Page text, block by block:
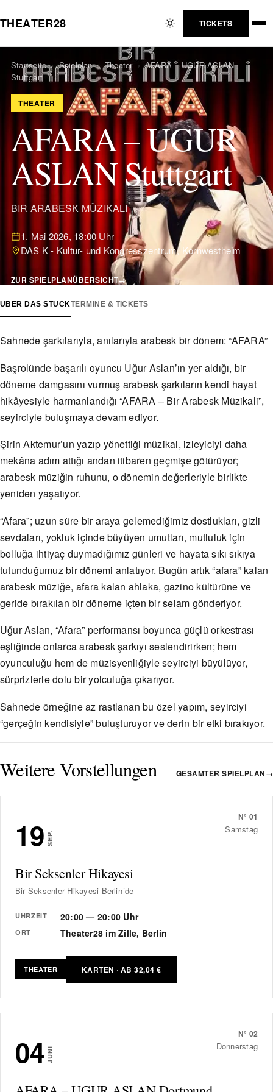
THEATER28 TICKETS
Startseite › Spielplan › Theater › AFARA – UGUR ASLAN
Stuttgart
THEATER
AFARA – UGUR
ASLAN Stuttgart
BIR ARABESK MÜZIKALI
1. Mai 2026, 18:00 Uhr
DAS K - Kultur- und Kongresszentrum, Kornwestheim
ZUR SPIELPLANÜBERSICHT→
ÜBER DAS STÜCKTERMINE & TICKETS
Sahnede şarkılarıyla, anılarıyla arabesk bir dönem: “AFARA”
Başrolünde başarılı oyuncu Uğur Aslan’ın yer aldığı, bir
döneme damgasını vurmuş arabesk şarkıların kendi hayat
hikâyesiyle harmanlandığı “AFARA – Bir Arabesk Müzikali”,
seyirciyle buluşmaya devam ediyor.
Şirin Aktemur’un yazıp yönettiği müzikal, izleyiciyi daha
mekâna adım attığı andan itibaren geçmişe götürüyor;
arabesk müziğin ruhunu, o dönemin değerleriyle birlikte
yeniden yaşatıyor.
“Afara”; uzun süre bir araya gelemediğimiz dostlukları, gizli
sevdaları, yokluk içinde büyüyen umutları, mutluluk için
bolluğa ihtiyaç duymadığımız günleri ve hayata sıkı sıkıya
tutunduğumuz bir dönemi anlatıyor. Bugün artık “afara” kalan
arabesk müziğe, afara kalan ahlaka, gazino kültürüne ve
geride bırakılan bir döneme içten bir selam gönderiyor.
Uğur Aslan, “Afara” performansı boyunca güçlü orkestrası
eşliğinde onlarca arabesk şarkıyı seslendirirken; hem
oyunculuğu hem de müzisyenliğiyle seyirciyi büyülüyor,
sürprizlerle dolu bir yolculuğa çıkarıyor.
Sahnede örneğine az rastlanan bu özel yapım, seyirciyi
“gerçeğin kendisiyle” buluşturuyor ve derin bir etki bırakıyor.
Weitere Vorstellungen GESAMTER SPIELPLAN→
N° 01
19 SEP.
Samstag
Bir Seksenler Hikayesi
Bir Seksenler Hikayesi Berlin´de
UHRZEIT 20:00 — 20:00 Uhr
ORT Theater28 im Zille, Berlin
THEATER KARTEN · AB 32,04 €
N° 02
04 JUNI
Donnerstag